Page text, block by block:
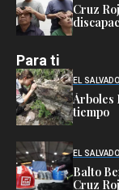
Cruz
Para ti
EL
Árboles
tiempo
EL
Balto
Cruz